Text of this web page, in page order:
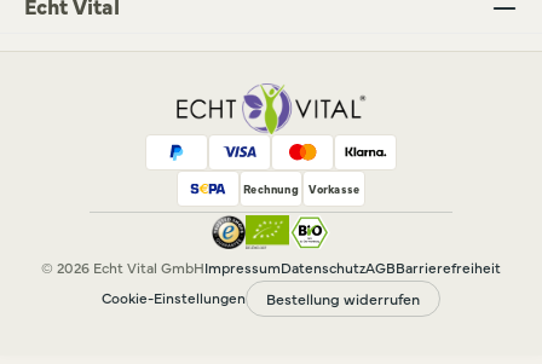
Rechnung Vorkasse
© 2026 Echt Vital GmbHImpressumDatenschutzAGBBarrierefreiheit
Cookie-Einstellungen
Bestellung widerrufen